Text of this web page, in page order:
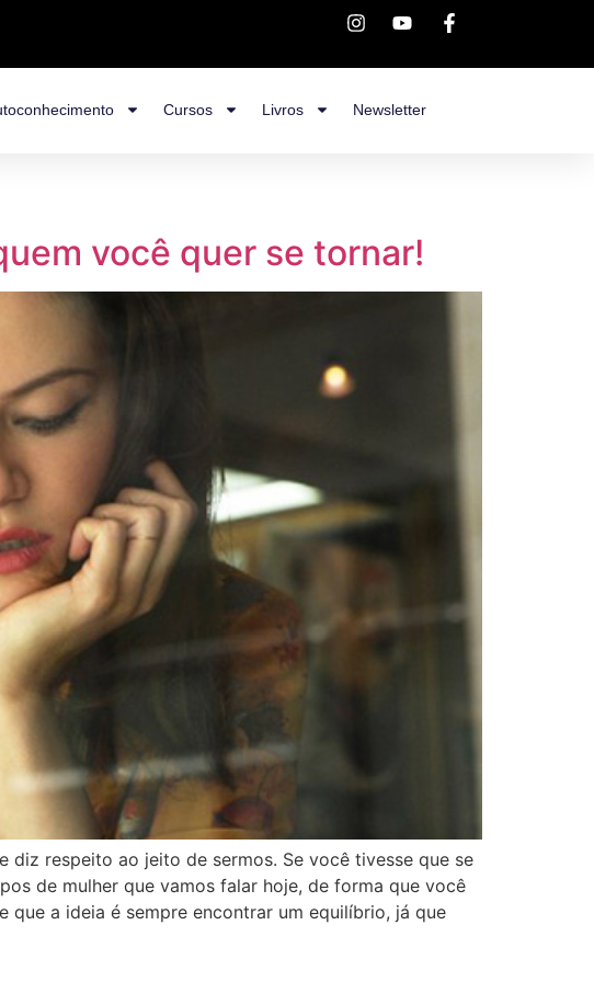
Cursos Livros Newsletter
você quer se tornar!
respeito ao jeito de sermos. Se você tivesse que se
de mulher que vamos falar hoje, de forma que você
que a ideia é sempre encontrar um equilíbrio, já que